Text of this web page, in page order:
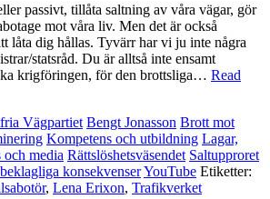
passivt, tillåta saltning av våra vägar, gör
mot våra liv. Men det är också
låta dig hållas. Tyvärr har vi ju inte några
statsråd. Du är alltså inte ensamt
krigföringen, för den brottsliga… Read
Vägpartiet Bengt Jonasson Brott mot
Kompetens och utbildning Lagar,
och media Rättslöshetsväsendet Saltupproret
konsekvenserYouTube Etiketter:
, Lena Erixon, Trafikverket